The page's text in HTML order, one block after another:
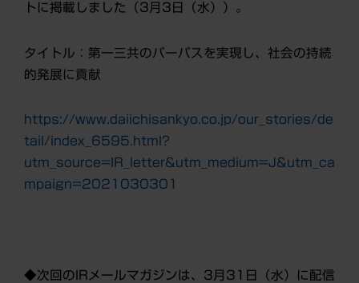
トに掲載しました（3月3日（水））。
タイトル：第一三共のパーパスを実現し、社会の持続
的発展に貢献
https://www.daiichisankyo.co.jp/our_stories/de
tail/index_6595.html?
utm_source=IR_letter&utm_medium=J&utm_ca
mpaign=2021030301
◆次回のIRメールマガジンは、3月31日（水）に配信